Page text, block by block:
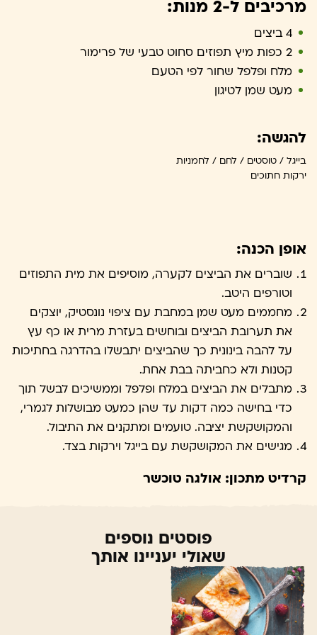
מרכיבים ל-2 מנות:
4 ביצים
2 כפות מיץ תפוזים סחוט טבעי של פרימור
מלח ופלפל שחור לפי הטעם
מעט שמן לטיגון
להגשה:
בייגל / טוסטים / לחם / לחמניות
ירקות חתוכים
אופן הכנה:
שוברים את הביצים לקערה, מוסיפים את מית התפוזים
וטורפים היטב.
מחממים מעט שמן במחבת עם ציפוי נונסטיק, יוצקים
את תערובת הביצים ובוחשים בעזרת מרית או כף עץ
על להבה בינונית כך שהביצים יתבשלו בהדרגה בחתיכות
קטנות ולא כחביתה בבת אחת.
מתבלים את הביצים במלח ופלפל וממשיכים לבשל תוך
כדי בחישה כמה דקות עד שהן כמעט מבושלות לגמרי,
והמקושקשת יציבה. טועמים ומתקנים את התיבול.
מגישים את המקושקשת עם בייגל וירקות בצד.
קרדיט מתכון: אולגה טוכשר
פוסטים נוספים
שאולי יעניינו אותך